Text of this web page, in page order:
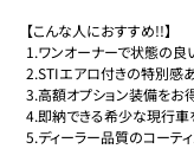
【こんな人におすすめ!!】
1.ワンオーナーで状態の良
2.STIエアロ付きの特別感
3.高額オプション装備をお
4.即納できる希少な現行車
5.ディーラー品質のコーテ